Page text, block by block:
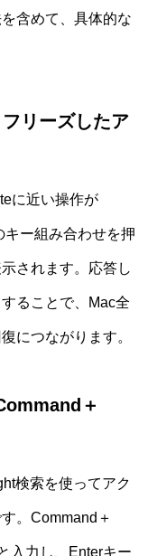
含めて、具体的な
リーズしたア
に近い操作が
ー組み合わせを押
されます。応答し
ることで、Mac全
につながります。
＋
検索を使ってアク
。Command＋
入力し、Enterキー